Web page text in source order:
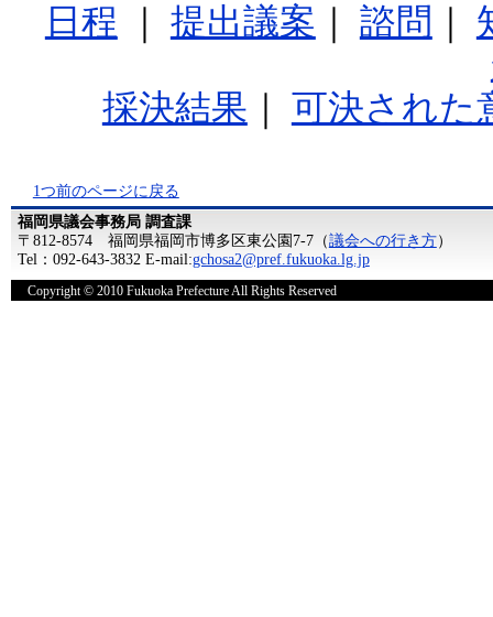
日程 ｜ 提出議案 ｜ 諮問 ｜
採決結果 ｜ 可決された
1つ前のページに戻る
福岡県議会事務局 調査課
〒812-8574 福岡県福岡市博多区東公園7-7（議会への行き方）
Tel：092-643-3832 E-mail:gchosa2@pref.fukuoka.lg.jp
Copyright © 2010 Fukuoka Prefecture All Rights Reserved